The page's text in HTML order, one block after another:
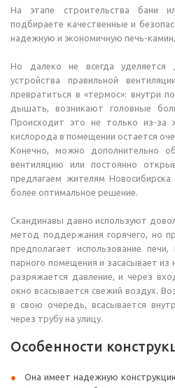
На этапе строительства бани
подбираете качественные и
надежную и экономичную печь-
Но далеко не всегда уделяется
устройства правильной
превратиться в «термос»: внутри
дышать, возникают головные
Происходит это не только из-
кислорода в помещении остается
Конечно, можно дополнительно
вентиляцию или постоянно
предлагаем жителям
более оптимальное решение.
Скандинавы давно используют
метод поддержания горячего, но
предполагает использование
парного помещения и засасывает из
разряжается давление, и через
окно всасывается свежий воздух.
в свою очередь, всасывается
через трубу на улицу.
Особенности
Она имеет надежную